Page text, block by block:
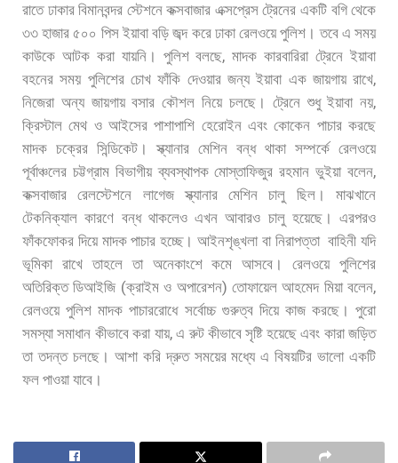
রাতে ঢাকার বিমানবন্দর স্টেশনে কক্সবাজার এক্সপ্রেস ট্রেনের একটি বগি থেকে
৩৩ হাজার ৫০০ পিস ইয়াবা বড়ি জব্দ করে ঢাকা রেলওয়ে পুলিশ। তবে এ সময়
কাউকে আটক করা যায়নি। পুলিশ বলছে,মাদক কারবারিরা ট্রেনে ইয়াবা
বহনের সময় পুলিশের চোখ ফাঁকি দেওয়ার জন্য ইয়াবা এক জায়গায় রাখে,
নিজেরা অন্য জায়গায় বসার কৌশল নিয়ে চলছে। ট্রেনে শুধু ইয়াবা নয়,
ক্রিস্টাল মেথ ও আইসের পাশাপাশি হেরোইন এবং কোকেন পাচার করছে
মাদক চক্রের সিন্ডিকেট। স্ক্যানার মেশিন বন্ধ থাকা সম্পর্কে রেলওয়ে
পূর্বাঞ্চলের চট্টগ্রাম বিভাগীয় ব্যবস্থাপক মোস্তাফিজুর রহমান ভুইয়া বলেন,
কক্সবাজার রেলস্টেশনে লাগেজ স্ক্যানার মেশিন চালু ছিল।
মাঝখানে
টেকনিক্যাল কারণে বন্ধ থাকলেও এখন আবারও চালু হয়েছে। এরপরও
ফাঁকফোকর দিয়ে মাদক পাচার হচ্ছে। আইনশৃঙ্খলা বা নিরাপত্তা বাহিনী যদি
ভূমিকা রাখে তাহলে তা অনেকাংশে কমে আসবে। রেলওয়ে পুলিশের
অতিরিক্ত ডিআইজি (ক্রাইম ও অপারেশন) তোফায়েল আহমেদ মিয়া বলেন,
রেলওয়ে পুলিশ মাদক পাচাররোধে সর্বোচ্চ গুরুত্ব দিয়ে কাজ করছে। পুরো
সমস্যা সমাধান কীভাবে করা যায়,এ রুট কীভাবে সৃষ্টি হয়েছে এবং কারা জড়িত
তা তদন্ত চলছে। আশা করি দ্রুত সময়ের মধ্যে এ বিষয়টির ভালো একটি
ফল পাওয়া যাবে।